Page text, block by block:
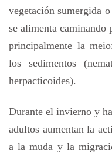
vegetación sumergida
se alimenta caminando
principalmente la
los sedimentos
herpacticoides).
Durante el invierno y
adultos aumentan la
a la muda y la